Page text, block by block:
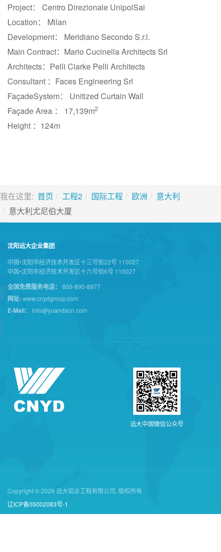
Project： Centro Direzionale UnipolSai
Location： Milan
Development： Meridiano Secondo S.r.l.
Main Contract：Mario Cucinella Architects Srl
Architects：Pelli Clarke Pelli Architects
Consultant ：Faces Engineering Srl
FaçadeSystem： Unitized Curtain Wall
Façade Area ： 17,139m2
Height ：124m
我在这里: 首页 工程2 国际工程 欧洲
意大利
意大利尤尼伯大厦
沈阳远大企业集团
中国•沈阳市经济技术开发区十三号街22号 110027
中国•沈阳市经济技术开发区十六号街6号 110027
全国免费服务电话： 800-890-8977
网址: www.cnydgroup.com
E-Mail： info@yuandacn.com
远大中 国微信公众号
Copyright © 2026 远大铝业工程有限公司. 版权所有
辽ICP备05002083号-1